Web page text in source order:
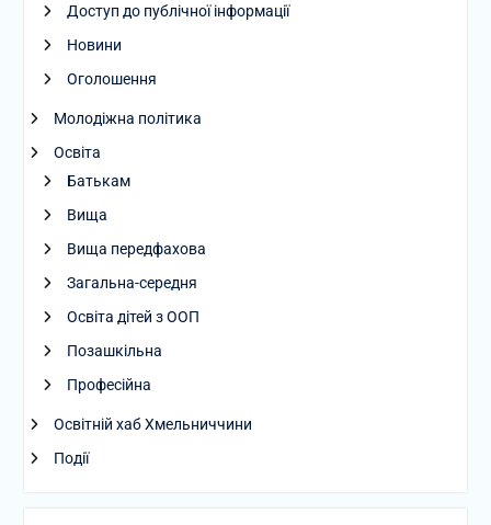
Доступ до публічної інформації
Новини
Оголошення
Молодіжна політика
Освіта
Батькам
Вища
Вища передфахова
Загальна-середня
Освіта дітей з ООП
Позашкільна
Професійна
Освітній хаб Хмельниччини
Події